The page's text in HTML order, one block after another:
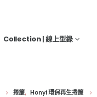
Collection | 線上型錄
捲簾, Honyi 環保再生捲簾